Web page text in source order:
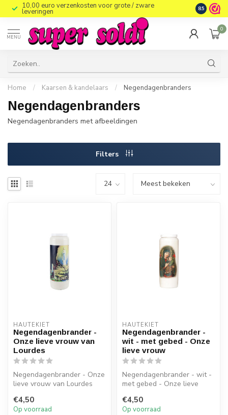
10,00 euro verzenkosten voor grote / zware
leveringen 8.5
MENU
0
Home / Kaarsen & kandelaars / Negendagenbranders
Negendagenbranders
Negendagenbranders met afbeeldingen
Filters
HAUTEKIET
Negendagenbrander -
Onze lieve vrouw van
Lourdes
Negendagenbrander - Onze
lieve vrouw van Lourdes
€4,50
Op voorraad
HAUTEKIET
Negendagenbrander -
wit - met gebed - Onze
lieve vrouw
Negendagenbrander - wit -
met gebed - Onze lieve
€4,50
Op voorraad